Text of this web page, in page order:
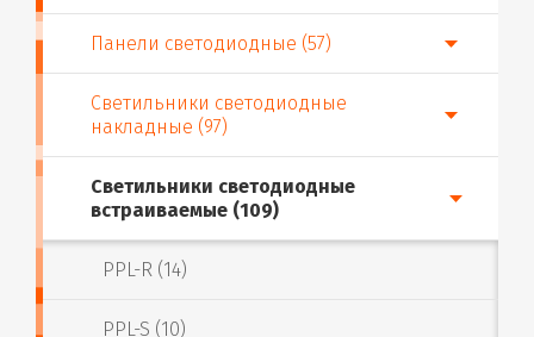
Панели светодиодные (57)
Светильники светодиодные
накладные (97)
Светильники светодиодные
встраиваемые (109)
PPL-R (14)
PPL-S (10)